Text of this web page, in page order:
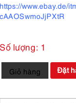
https://www.ebay.de/
cAAOSwmoJjPXtR
Số lượng: 1
7658-
Phấn
AGNES
Giỏ hàng Đặt